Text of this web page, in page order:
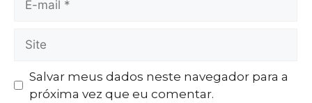
Salvar meus dados neste navegador para a
próxima vez que eu comentar.